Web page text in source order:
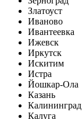
Златоуст
Иваново
Ивантеевка
Ижевск
Иркутск
Искитим
Истра
Йошкар-Ола
Казань
Калининград
Калуга